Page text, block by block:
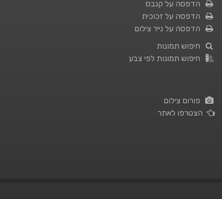
הדפסה על קנבס
הדפסה על זכוכית
הדפסה על נייר צילום
חיפוש תמונות
חיפוש תמונות לפי צבע
פורום צילום
הצטרפו לאתר